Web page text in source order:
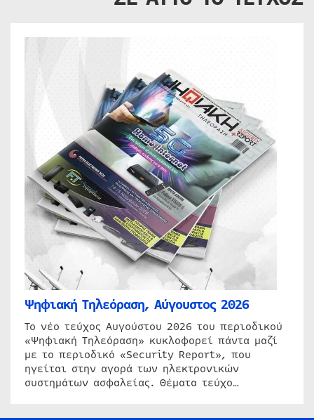
Ψηφιακή Τηλεόραση, Αύγουστος 2026
Το νέο τεύχος Αυγούστου 2026 του περιοδικού
«Ψηφιακή Τηλεόραση» κυκλοφορεί πάντα μαζί
με το περιοδικό «Security Report», που
ηγείται στην αγορά των ηλεκτρονικών
συστημάτων ασφαλείας. Θέματα τεύχο…